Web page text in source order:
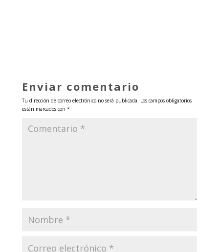
Enviar comentario
Tu dirección de correo electrónico no será publicada. Los campos obligatorios
están marcados con *